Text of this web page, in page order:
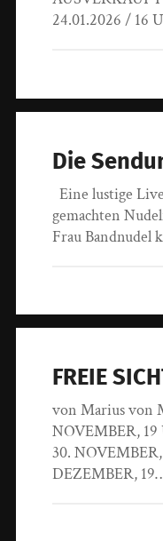
24.01.2026 / 16
Die
Eine lustige
gemachten
Frau Bandnudel
FREIE
von Marius von
NOVEMBER,
30.
DEZEMBER,